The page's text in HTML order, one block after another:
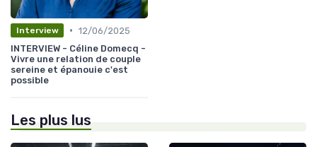
Interview • 12/06/2025
INTERVIEW - Céline Domecq -
Vivre une relation de couple
sereine et épanouie c'est
possible
Les plus lus